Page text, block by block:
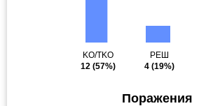
KO/TKO
12 (57%)
РЕШ
4 (19%)
Поражения